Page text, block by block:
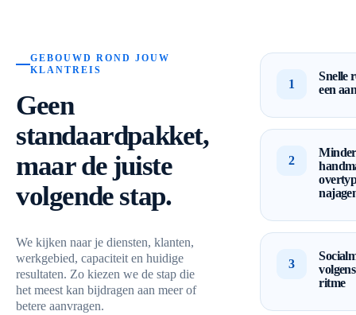
GEBOUWD ROND JOUW
KLANTREIS
Geen
standaardpakket,
maar de juiste
volgende stap.
We kijken naar je diensten, klanten,
werkgebied, capaciteit en huidige
resultaten. Zo kiezen we de stap die
het meest kan bijdragen aan meer of
betere aanvragen.
1
Snelle
een
2
Minder
3
ritme